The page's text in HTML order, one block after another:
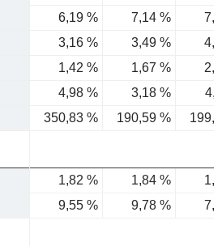
6,19 % 7,14 %
3,16 % 3,49 %
1,42 % 1,67 %
4,98 % 3,18 %
350,83 % 190,59 %
1,82 % 1,84 %
9,55 % 9,78 %